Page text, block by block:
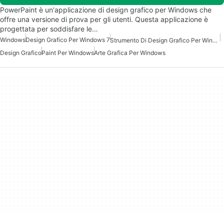
PowerPaint è un'applicazione di design grafico per Windows che
offre una versione di prova per gli utenti. Questa applicazione è
progettata per soddisfare le…
WindowsDesign Grafico Per Windows 7
Strumento Di Design Grafico Per Windows 7
Design GraficoPaint Per WindowsArte Grafica Per Windows